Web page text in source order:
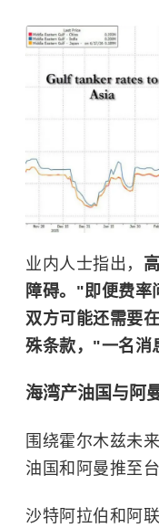
业内人士指出，
障碍。"即便费率
双方可能还需要
殊条款，"一名消
海湾产油国与阿
围绕霍尔木兹未
油国和阿曼推至
沙特阿拉伯和阿